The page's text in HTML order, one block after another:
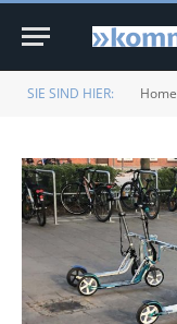
SIE SIND HIER: Home